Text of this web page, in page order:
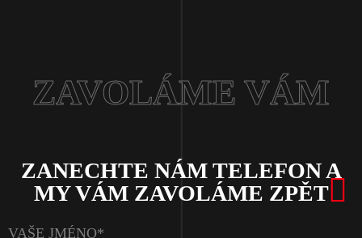
ZAVOLÁME VÁM
ZANECHTE NÁM TELEFON A
MY VÁM ZAVOLÁME ZPĚT
VAŠE JMÉNO*